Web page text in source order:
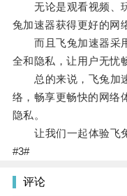
无论是观看视频、玩
兔加速器获得更好的网
而且飞兔加速器采用
全和隐私，让用户无忧
总的来说，飞兔加速
络，畅享更畅快的网络
隐私。
让我们一起体验飞兔
#3#
评论